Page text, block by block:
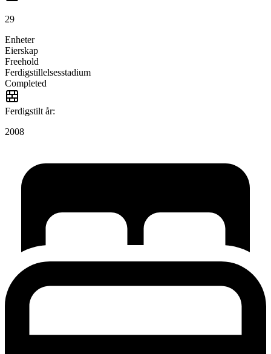
29
Enheter
Eierskap
Freehold
Ferdigstillelsesstadium
Completed
Ferdigstilt år:
2008